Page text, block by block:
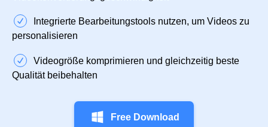
Integrierte Bearbeitungstools nutzen, um Videos zu
personalisieren
Videogröße komprimieren und gleichzeitig beste
Qualität beibehalten
Free Download